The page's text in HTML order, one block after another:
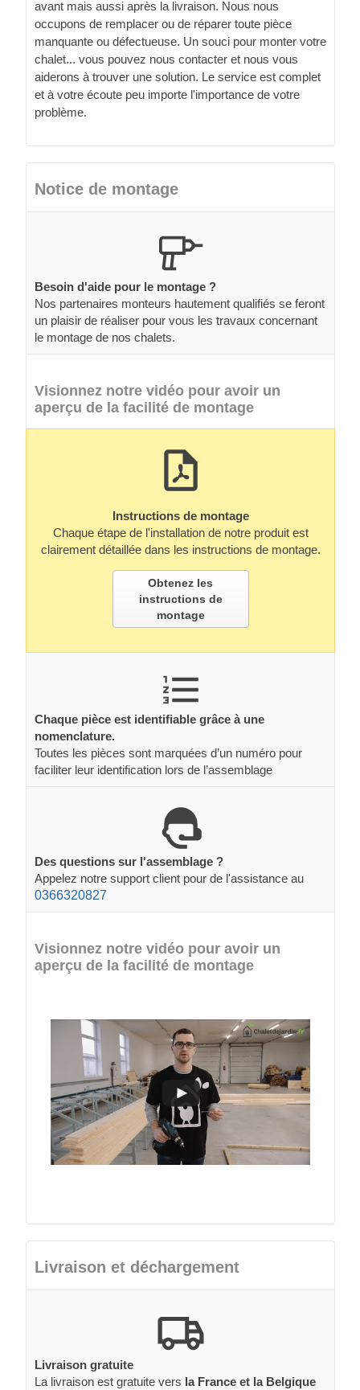
avant mais aussi après la livraison. Nous nous
occupons de remplacer ou de réparer toute pièce
manquante ou défectueuse. Un souci pour monter votre
chalet... vous pouvez nous contacter et nous vous
aiderons à trouver une solution. Le service est complet
et à votre écoute peu importe l'importance de votre
problème.
Notice de montage
Besoin d'aide pour le montage ?
Nos partenaires monteurs hautement qualifiés se feront
un plaisir de réaliser pour vous les travaux concernant
le montage de nos chalets.
Visionnez notre vidéo pour avoir un
aperçu de la facilité de montage
Instructions de montage
Chaque étape de l'installation de notre produit est
clairement détaillée dans les instructions de montage.
Obtenez les
instructions de
montage
Chaque pièce est identifiable grâce à une
nomenclature.
Toutes les pièces sont marquées d’un numéro pour
faciliter leur identification lors de l’assemblage
Des questions sur l'assemblage ?
Appelez notre support client pour de l'assistance au
0366320827
Visionnez notre vidéo pour avoir un
aperçu de la facilité de montage
Livraison et déchargement
Livraison gratuite
La livraison est gratuite vers la France et la Belgique